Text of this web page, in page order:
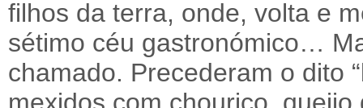
filhos da terra, onde, volta e
sétimo céu gastronómico…
chamado. Precederam o dito